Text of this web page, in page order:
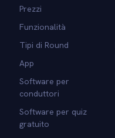
Prezzi
Funzionalità
Tipi di Round
App
Software per
conduttori
Software per quiz
gratuito